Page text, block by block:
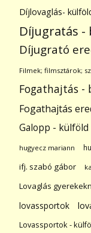
Díjlovaglás-
Díjugratás -
Díjugrató
Filmek; filmsztárok;
Fogathajtás -
Fogathajtás
Galopp - külföld
hugyecz mariann
ifj. szabó gábor
Lovaglás
lovassportok
Lovassportok -